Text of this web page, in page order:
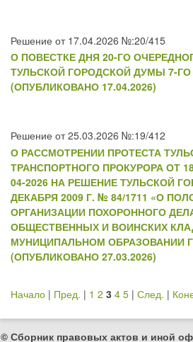
Решение от 17.04.2026 №:20/415
О ПОВЕСТКЕ ДНЯ 20-ГО
ТУЛЬСКОЙ ГОРОДСКОЙ ДУМЫ 7-
(ОПУБЛИКОВАНО 17.04.2026)
Решение от 25.03.2026 №:19/412
О РАССМОТРЕНИИ ПРОТЕСТА
ТРАНСПОРТНОГО ПРОКУРОРА ОТ
04-2026 НА РЕШЕНИЕ ТУЛЬСКОЙ
ДЕКАБРЯ 2009 Г. № 84/1711 «О
ОРГАНИЗАЦИИ ПОХОРОННОГО
ОБЩЕСТВЕННЫХ И ВОИНСКИХ
МУНИЦИПАЛЬНОМ ОБРАЗОВАНИИ
(ОПУБЛИКОВАНО 27.03.2026)
Начало | Пред. | 1 2 3 4 5 | След. |
© Сборник правовых актов и иной